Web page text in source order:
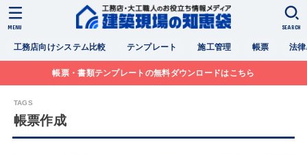
工務店向けシステム比較 テンプレート 施工管理 帳票 法
SEARCH
MENU
帳票・書類テンプレートの無料ダウンロードはこちら
帳票作成